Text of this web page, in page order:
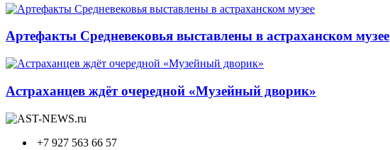
Артефакты Средневековья выставлены в астраханском музее
Астраханцев ждёт очередной «Музейный дворик»
+7 927 563 66 57